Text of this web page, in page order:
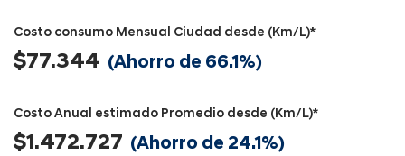
Costo consumo Mensual Ciudad desde (Km/L)*
$77.344 (Ahorro de 66.1%)
Costo Anual estimado Promedio desde (Km/L)*
$1.472.727 (Ahorro de 24.1%)